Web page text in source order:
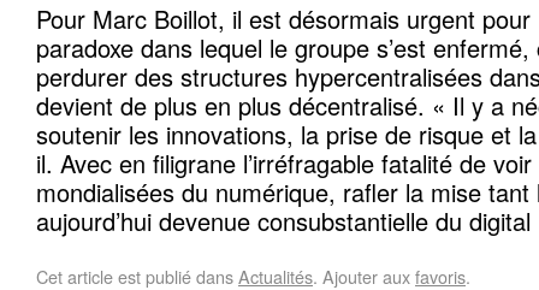
Pour Marc Boillot, il est désormais urgent
paradoxe dans lequel le groupe s’est
perdurer des structures hypercentralisées
devient de plus en plus décentralisé. « Il y a
soutenir les innovations, la prise de risque et
il. Avec en filigrane l’irréfragable fatalité de
mondialisées du numérique, rafler la mise tant
aujourd’hui devenue consubstantielle du digital
Cet article est publié dansActualités. Ajouter auxfavoris.